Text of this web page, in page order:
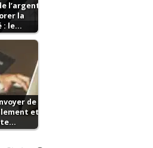
l’argent
la
: le…
de
et